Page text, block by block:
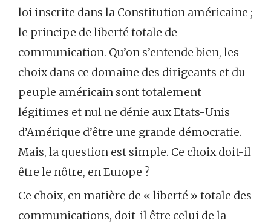
loi inscrite dans la Constitution américaine ;
le principe de liberté totale de
communication. Qu’on s’entende bien, les
choix dans ce domaine des dirigeants et du
peuple américain sont totalement
légitimes et nul ne dénie aux Etats-Unis
d’Amérique d’être une grande démocratie.
Mais, la question est simple. Ce choix doit-il
être le nôtre, en Europe ?
Ce choix, en matière de « liberté » totale des
communications, doit-il être celui de la